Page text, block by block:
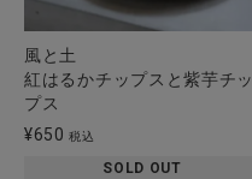
風と土
紅はるかチップスと紫芋チッ
プス
¥650 税込
SOLD OUT